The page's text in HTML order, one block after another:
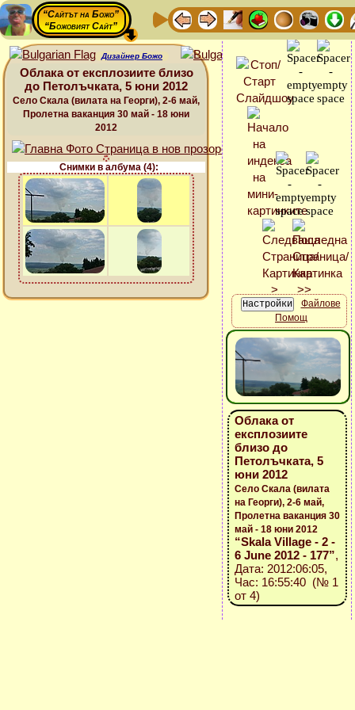
“Сайтът на Божо”
“Божовият Сайт”
Дизайнер Божо
Облака от експлозиите близо
до Петолъчката, 5 юни 2012
Село Скала (вилата на Георги), 2-6 май,
Пролетна ваканция 30 май - 18 юни
2012
Снимки в албума (4):
Файлове
Помощ
Облака от
експлозиите
близо до
Петолъчката, 5
юни 2012
Село Скала (вилата
на Георги), 2-6 май,
Пролетна ваканция 30
май - 18 юни 2012
“Skala Village - 2 -
6 June 2012 - 177”,
Дата: 2012:06:05,
Час: 16:55:40 (№ 1
от 4)